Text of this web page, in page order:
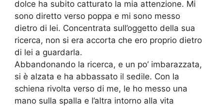
dolce ha subito catturato la mia attenzione. Mi
sono diretto verso poppa e mi sono messo
dietro di lei. Concentrata sull’oggetto della sua
ricerca, non si era accorta che ero proprio dietro
di lei a guardarla.
Abbandonando la ricerca, e un po’ imbarazzata,
si è alzata e ha abbassato il sedile. Con la
schiena rivolta verso di me, le ho messo una
mano sulla spalla e l’altra intorno alla vita